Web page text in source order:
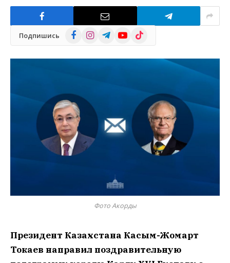
Подпишись FacebookInstagramTelegramYouTube
TikTok
Фото Акорды
Президент Казахстана Касым-Жомарт
Токаев направил поздравительную